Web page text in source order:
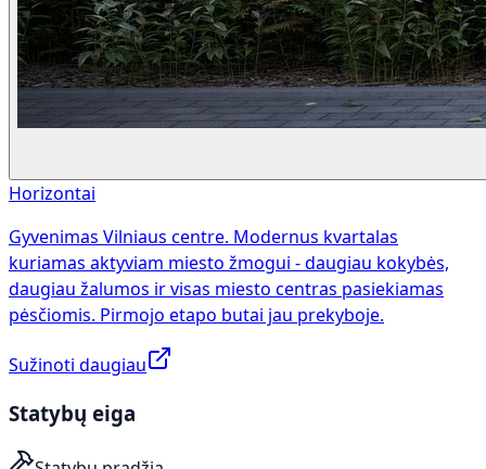
Horizontai
Gyvenimas Vilniaus centre. Modernus kvartalas
kuriamas aktyviam miesto žmogui - daugiau kokybės,
daugiau žalumos ir visas miesto centras pasiekiamas
pėsčiomis. Pirmojo etapo butai jau prekyboje.
Sužinoti daugiau
Statybų eiga